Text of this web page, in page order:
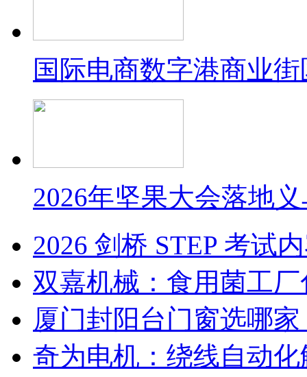
国际电商数字港商业
2026年坚果大会落地
2026 剑桥 STEP 考试
双嘉机械：食用菌工
厦门封阳台门窗选哪
奇为电机：绕线自动